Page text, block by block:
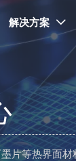
解决方案 
片等热界面